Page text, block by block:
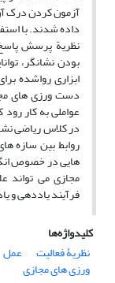
آزمون کردن درک
داده شدند. با
نظریة پرسش
بودن نشانگر،
ابزاری رواشده
دست ورزی های
عواملی به کار
در کلاس ریاضی
روابط بین سازه
هایی در خصوص
مجازی می تواند
فرآیند یاددهی و
کلیدواژه‌ها
نظریۀ فعالیت
عمل
ورزی های مجازی